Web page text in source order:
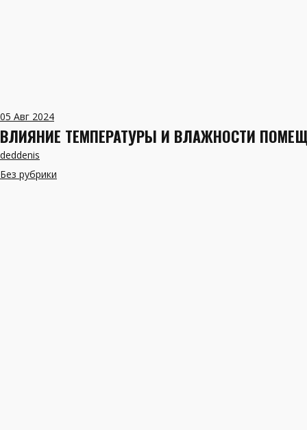
05 Авг 2024
ВЛИЯНИЕ ТЕМПЕРАТУРЫ И ВЛАЖНОСТИ
deddenis
Без рубрики